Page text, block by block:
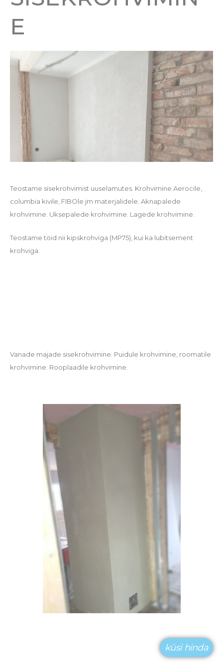
E
Teostame sisekrohvimist uuselamutes. Krohvimine Aerocile,
columbia kivile, FIBOle jm materjalidele. Aknapalede
krohvimine. Uksepalede krohvimine. Lagede krohvimine.
Teostame töid nii kipskrohviga (MP75), kui ka lubitsement
krohviga.
Vanade majade sisekrohvimine. Puidule krohvimine, roomatile
krohvimine. Rooplaadile krohvimine.
küsi hinda